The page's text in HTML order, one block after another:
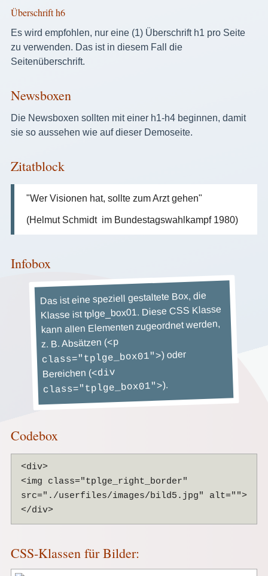
Überschrift h6
Es wird empfohlen, nur eine (1) Überschrift h1 pro Seite
zu verwenden. Das ist in diesem Fall die
Seitenüberschrift.
Newsboxen
Die Newsboxen sollten mit einer h1-h4 beginnen, damit
sie so aussehen wie auf dieser Demoseite.
Zitatblock
"Wer Visionen hat, sollte zum Arzt gehen"
(Helmut Schmidt im Bundestagswahlkampf 1980)
Infobox
Das ist eine speziell gestaltete Box, die
Klasse ist tplge_box01. Diese CSS Klasse
kann allen Elementen zugeordnet werden,
z. B. Absätzen (<p
class="tplge_box01">) oder
Bereichen (<div
class="tplge_box01">).
Codebox
<div>
<img class="tplge_right_border"
src="./userfiles/images/bild5.jpg" alt="">
</div>
CSS-Klassen für Bilder: